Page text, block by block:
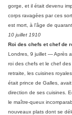
gorge, et il était devenu
corps ravagées par ces
est mort, à l'âge de
10 juillet 1910
Roi des chefs et chef de
Londres, 9 juillet — Après
roi des chefs et le chef
retraite, les cuisines
était prince de Galles,
direction de ses cuisines.
le maître-queux
nouveaux plats dont se